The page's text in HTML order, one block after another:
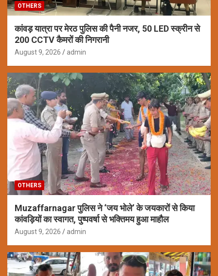
OTHERS
कांवड़ यात्रा पर मेरठ पुलिस की पैनी नजर, 50 LED स्क्रीन से
200 CCTV कैमरों की निगरानी
August 9, 2026 admin
OTHERS
Muzaffarnagar पुलिस ने ‘जय भोले’ के जयकारों से किया
कांवड़ियों का स्वागत, पुष्पवर्षा से भक्तिमय हुआ माहौल
August 9, 2026 admin